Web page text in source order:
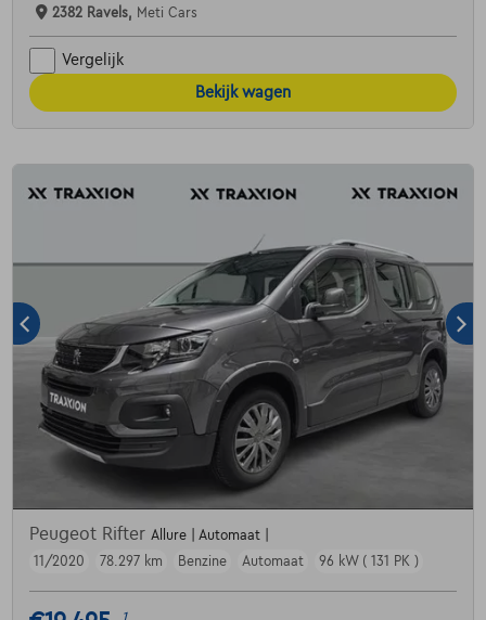
2382 Ravels, Meti Cars
Vergelijk
Bekijk wagen
Peugeot Rifter Allure | Automaat |
11/2020
78.297 km Benzine Automaat 96 kW ( 131 PK )